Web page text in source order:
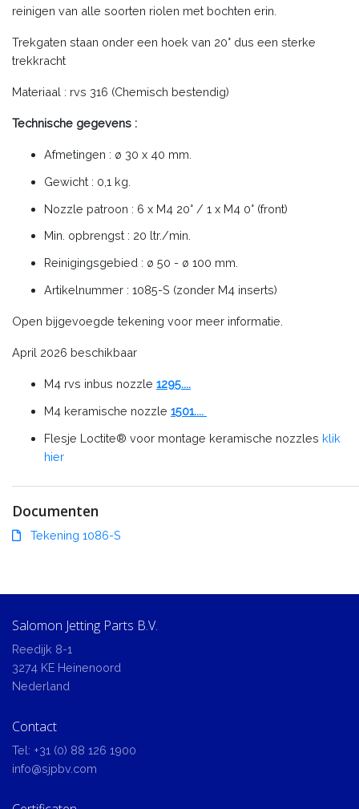
reinigen van alle soorten riolen met bochten erin.
Trekgaten staan onder een hoek van 20° dus een sterke
trekkracht
Materiaal : rvs 316 (Chemisch bestendig)
Technische gegevens :
Afmetingen : ø 30 x 40 mm.
Gewicht : 0,1 kg.
Nozzle patroon : 6 x M4 20° / 1 x M4 0° (front)
Min. opbrengst : 20 ltr./min.
Reinigingsgebied : ø 50 - ø 100 mm.
Artikelnummer : 1085-S (zonder M4 inserts)
Open bijgevoegde tekening voor meer informatie.
April 2026 beschikbaar
M4 rvs inbus nozzle 1295....
M4 keramische nozzle 1501....
Flesje Loctite® voor montage keramische nozzles klik
hier
Documenten
Tekening 1086-S
Salomon Jetting Parts B.V.
Reedijk 8-1
3274 KE Heinenoord
Nederland
Contact
Tel: +31 (0) 88 126 1900
info@sjpbv.com